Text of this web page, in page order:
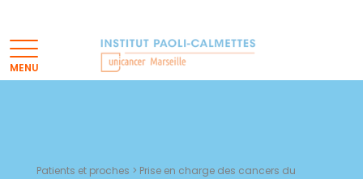
Patients et proches > Prise en charge des cancers du